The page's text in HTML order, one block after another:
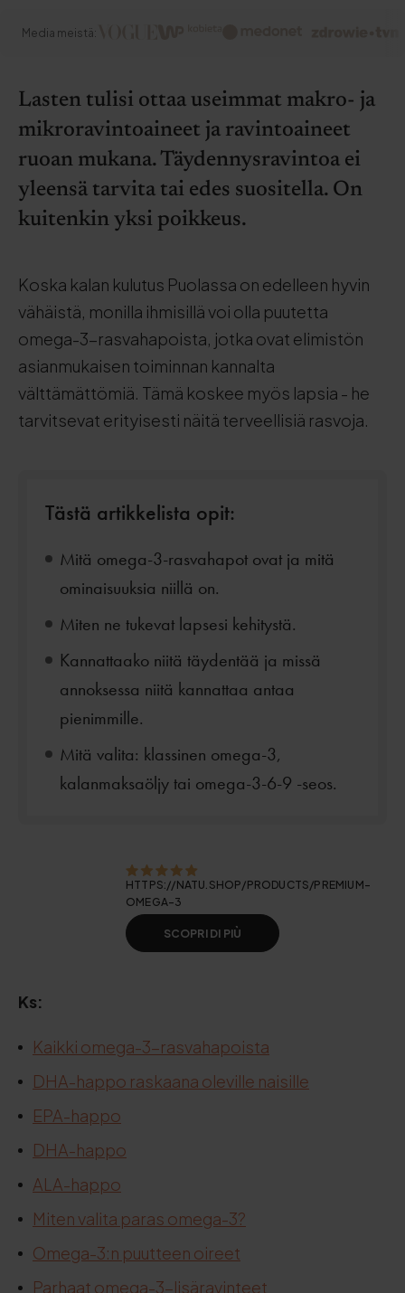
Media meistä:
Lasten tulisi ottaa useimmat makro- ja
mikroravintoaineet ja ravintoaineet
ruoan mukana. Täydennysravintoa ei
yleensä tarvita tai edes suositella. On
kuitenkin yksi poikkeus.
Koska kalan kulutus Puolassa on edelleen hyvin
vähäistä, monilla ihmisillä voi olla puutetta
omega-3-rasvahapoista, jotka ovat elimistön
asianmukaisen toiminnan kannalta
välttämättömiä. Tämä koskee myös lapsia - he
tarvitsevat erityisesti näitä terveellisiä rasvoja.
Tästä artikkelista opit:
Mitä omega-3-rasvahapot ovat ja mitä
ominaisuuksia niillä on.
Miten ne tukevat lapsesi kehitystä.
Kannattaako niitä täydentää ja missä
annoksessa niitä kannattaa antaa
pienimmille.
Mitä valita: klassinen omega-3,
kalanmaksaöljy tai omega-3-6-9 -seos.
HTTPS://NATU.SHOP/PRODUCTS/PREMIUM-
OMEGA-3
SCOPRI DI PIÙ
Ks:
Kaikki omega-3-rasvahapoista
DHA-happo raskaana oleville naisille
EPA-happo
DHA-happo
ALA-happo
Miten valita paras omega-3?
Omega-3:n puutteen oireet
Parhaat omega-3-lisäravinteet